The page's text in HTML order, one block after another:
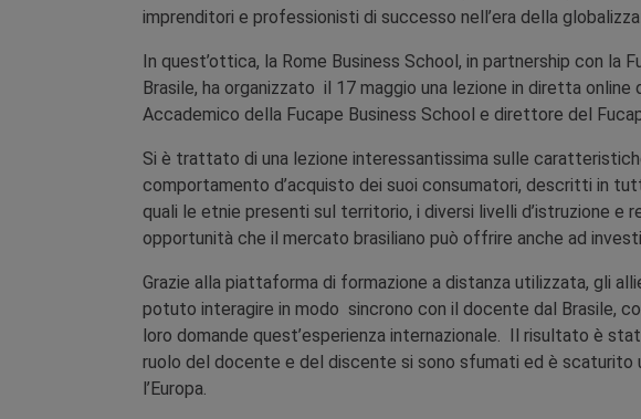
imprenditori e professionisti di successo nell’era della
In quest’ottica, la Rome Business School, in partnership con la
Brasile, ha organizzato il 17 maggio una lezione in diretta
Accademico della Fucape Business School e direttore del
Si è trattato di una lezione interessantissima sulle
comportamento d’acquisto dei suoi consumatori, descritti in
quali le etnie presenti sul territorio, i diversi livelli d’istruzione e
opportunità che il mercato brasiliano può offrire anche ad
Grazie alla piattaforma di formazione a distanza utilizzata, gli
potuto interagire in modo sincrono con il docente dal Brasile,
loro domande quest’esperienza internazionale. Il risultato è
ruolo del docente e del discente si sono sfumati ed è scaturito
l’Europa.